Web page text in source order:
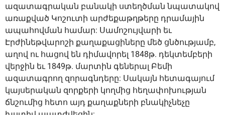
ազատագրական բանակի ստեղծման նպատակով
առաքված Կոշուտի արժեքաթղթերը դրամային
ապահովման համար: Սամոշույվարի եւ
Էրժինեթվարոշի քաղաքացիները մեծ ցնծությամբ,
աղով ու հացով են դիմավորել 1848թ. դեկտեմբերի
վերջին եւ 1849թ. մարտին գեներալ Բեմի
ազատագրող զորագնդերը: Սակայն հետագայում
կայսերական զորքերի կողմից հեղափոխության
ճնշումից հետո այդ քաղաքների բնակիչնեչը